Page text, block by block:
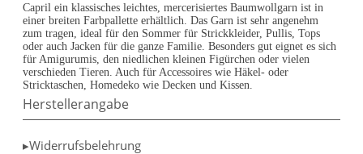
Capril ein klassisches leichtes, mercerisiertes Baumwollgarn ist in
einer breiten Farbpallette erhältlich. Das Garn ist sehr angenehm
zum tragen, ideal für den Sommer für Strickkleider, Pullis, Tops
oder auch Jacken für die ganze Familie. Besonders gut eignet es sich
für Amigurumis, den niedlichen kleinen Figürchen oder vielen
verschieden Tieren. Auch für Accessoires wie Häkel- oder
Stricktaschen, Homedeko wie Decken und Kissen.
Herstellerangabe
▸Widerrufsbelehrung